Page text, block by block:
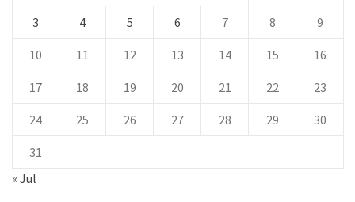
3 4 5 6 7 8 9
10 11 12 13 14 15 16
17 18 19 20 21 22 23
24 25 26 27 28 29 30
31
« Jul